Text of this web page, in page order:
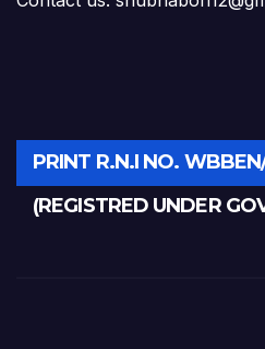
PRINT R.N.I NO.
(REGISTRED UNDER